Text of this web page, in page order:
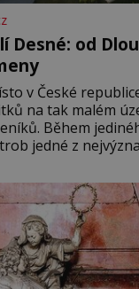
Desné: od
v České
na tak malém
Během
jedné z
den zakončit
nebo v termálním